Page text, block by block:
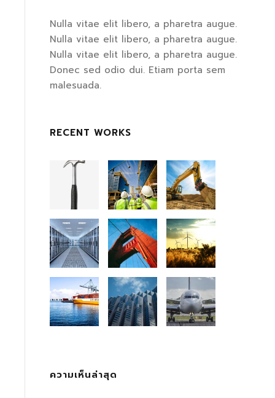
Nulla vitae elit libero, a pharetra augue.
Nulla vitae elit libero, a pharetra augue.
Nulla vitae elit libero, a pharetra augue.
Donec sed odio dui. Etiam porta sem
malesuada.
RECENT WORKS
ความเห็นล่าสุด